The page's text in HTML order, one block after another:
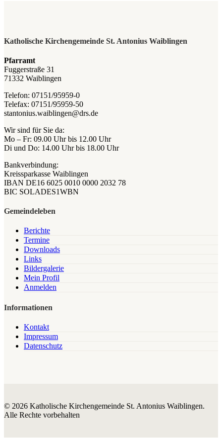
Katholische Kirchengemeinde St. Antonius Waiblingen
Pfarramt
Fuggerstraße 31
71332 Waiblingen
Telefon: 07151/95959-0
Telefax: 07151/95959-50
stantonius.waiblingen@drs.de
Wir sind für Sie da:
Mo – Fr: 09.00 Uhr bis 12.00 Uhr
Di und Do: 14.00 Uhr bis 18.00 Uhr
Bankverbindung:
Kreissparkasse Waiblingen
IBAN DE16 6025 0010 0000 2032 78
BIC SOLADES1WBN
Gemeindeleben
Berichte
Termine
Downloads
Links
Bildergalerie
Mein Profil
Anmelden
Informationen
Kontakt
Impressum
Datenschutz
© 2026 Katholische Kirchengemeinde St. Antonius Waiblingen.
Alle Rechte vorbehalten